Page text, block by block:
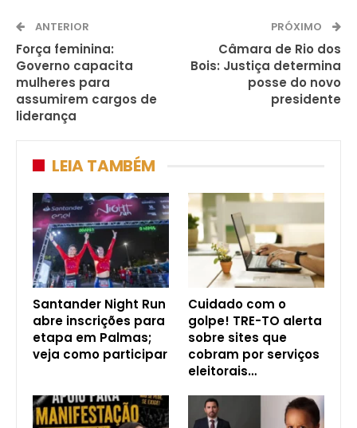
ANTERIOR
Força feminina:
Governo capacita
mulheres para
assumirem cargos de
liderança
PRÓXIMO
Câmara de Rio dos
Bois: Justiça determina
posse do novo
presidente
LEIA TAMBÉM
Santander Night Run
abre inscrições para
etapa em Palmas;
veja como participar
Cuidado com o
golpe! TRE-TO alerta
sobre sites que
cobram por serviços
eleitorais…